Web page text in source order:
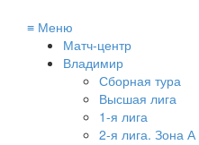
≡ Меню
Матч-центр
Владимир
Сборная тура
Высшая лига
1-я лига
2-я лига. Зона А